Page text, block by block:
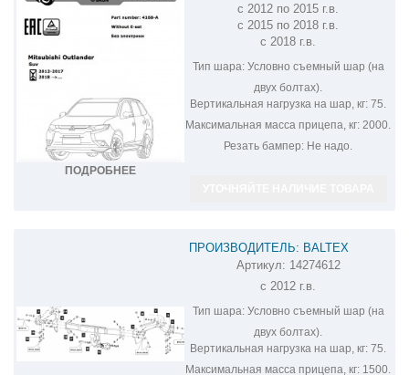
ПОДРОБНЕЕ
4168-A
с 2012 по 2015 г.в.
с 2015 по 2018 г.в.
с 2018 г.в.
Тип шара:Условно съемный шар (на
двух болтах).
Вертикальная нагрузка на шар, кг: 75.
Максимальная масса прицепа, кг: 2000.
Резать бампер: Не надо.
ПРОИЗВОДИТЕЛЬ: BALTEX
ФАРКОП НА MITSUBISHI OUTLANDER
14274612
Артикул: 14274612
с 2012 г.в.
Тип шара:Условно съемный шар (на
двух болтах).
Вертикальная нагрузка на шар, кг: 75.
Максимальная масса прицепа, кг: 1500.